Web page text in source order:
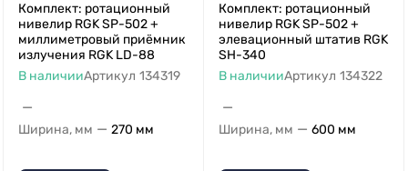
Комплект: ротационный
нивелир RGK SP-502 +
миллиметровый приёмник
излучения RGK LD-88
В наличииАртикул 134319
—
Ширина, мм — 270 мм
Комплект: ротационный
нивелир RGK SP-502 +
элевационный штатив RGK
SH-340
В наличииАртикул 134322
—
Ширина, мм — 600 мм